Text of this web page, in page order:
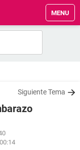
MENU
Siguiente Tema